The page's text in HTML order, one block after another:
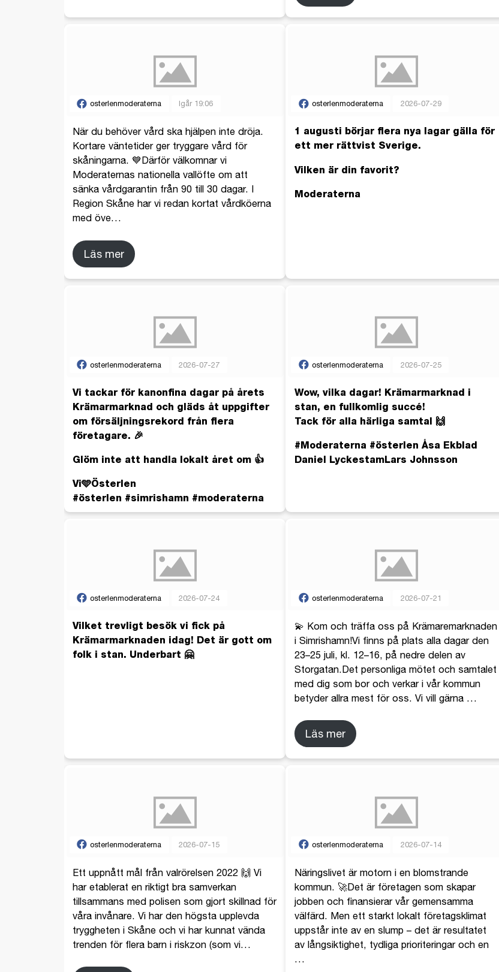
osterlenmoderaterna Igår 19:06
När du behöver vård ska hjälpen inte dröja.
Kortare väntetider ger tryggare vård för
skåningarna. 💙Därför välkomnar vi
Moderaternas nationella vallöfte om att
sänka vårdgarantin från 90 till 30 dagar. I
Region Skåne har vi redan kortat vårdköerna
med öve…
Läs mer
osterlenmoderaterna 2026-07-29
1 augusti börjar flera nya lagar gälla för
ett mer rättvist Sverige.
Vilken är din favorit?
Moderaterna
osterlenmoderaterna 2026-07-27
Vi tackar för kanonfina dagar på årets
Krämarmarknad och gläds åt uppgifter
om försäljningsrekord från flera
företagare. 🎉
Glöm inte att handla lokalt året om 👍
Vi🩵Österlen
#österlen #simrishamn #moderaterna
osterlenmoderaterna 2026-07-25
Wow, vilka dagar! Krämarmarknad i
stan, en fullkomlig succé!
Tack för alla härliga samtal 🙌
#Moderaterna #österlen Åsa Ekblad
Daniel LyckestamLars Johnsson
osterlenmoderaterna 2026-07-24
Vilket trevligt besök vi fick på
Krämarmarknaden idag! Det är gott om
folk i stan. Underbart 🤗
osterlenmoderaterna 2026-07-21
💫 Kom och träffa oss på Krämaremarknaden
i Simrishamn!Vi finns på plats alla dagar den
23–25 juli, kl. 12–16, på nedre delen av
Storgatan.Det personliga mötet och samtalet
med dig som bor och verkar i vår kommun
betyder allra mest för oss. Vi vill gärna …
Läs mer
osterlenmoderaterna 2026-07-15
Ett uppnått mål från valrörelsen 2022 🙌 Vi
har etablerat en riktigt bra samverkan
tillsammans med polisen som gjort skillnad för
våra invånare. Vi har den högsta upplevda
tryggheten i Skåne och vi har kunnat vända
trenden för flera barn i riskzon (som vi…
osterlenmoderaterna 2026-07-14
Näringslivet är motorn i en blomstrande
kommun. 🚀Det är företagen som skapar
jobben och finansierar vår gemensamma
välfärd. Men ett starkt lokalt företagsklimat
uppstår inte av en slump – det är resultatet
av långsiktighet, tydliga prioriteringar och en
…